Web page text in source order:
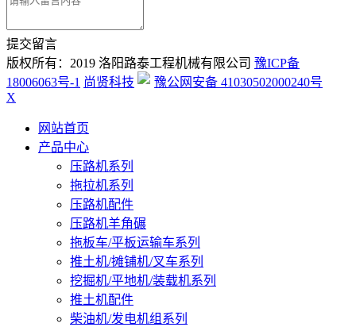
提交留言
版权所有：2019 洛阳路泰工程机械有限公司 豫ICP备
18006063号-1 尚贤科技
豫公网安备 41030502000240号
X
网站首页
产品中心
压路机系列
拖拉机系列
压路机配件
压路机羊角碾
拖板车/平板运输车系列
推土机/摊铺机/叉车系列
挖掘机/平地机/装载机系列
推土机配件
柴油机/发电机组系列